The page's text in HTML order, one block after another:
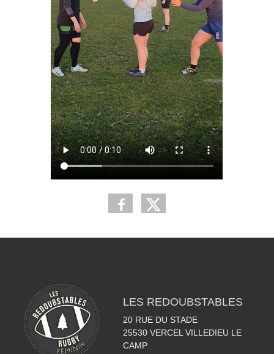
LES REDOUBSTABLES
20 RUE DU STADE
25530 VERCEL VILLEDIEU LE
CAMP